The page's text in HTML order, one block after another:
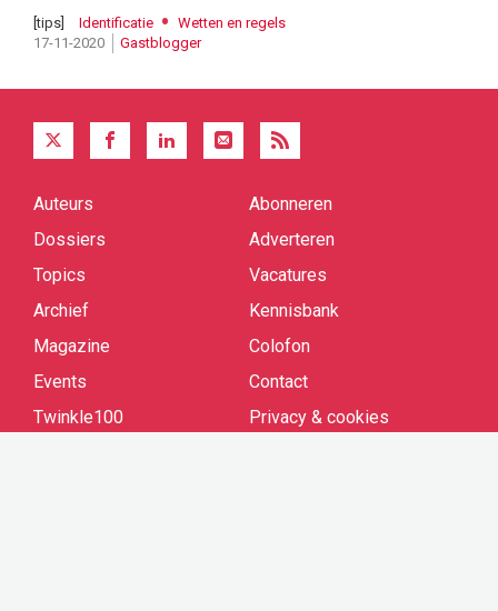
[tips] Identificatie
Wetten en regels
17-11-2020
Gastblogger
Quick
Auteurs
Dossiers
Topics
Archief
Magazine
Events
Twinkle100
Abonneren
Adverteren
Vacatures
Kennisbank
Colofon
Contact
Privacy & cookies